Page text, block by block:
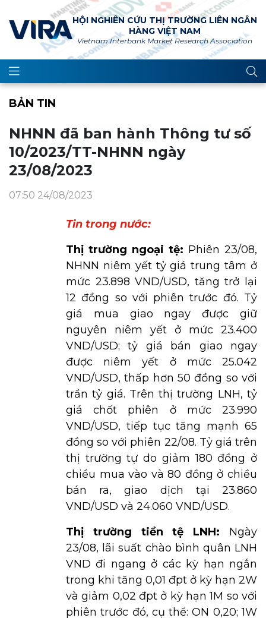
HỘI NGHIÊN CỨU THỊ TRƯỜNG LIÊN NGÂN
HÀNG VIỆT NAM
Vietnam Interbank Market Research Association
BẢN TIN
NHNN đã ban hành Thông tư số
10/2023/TT-NHNN ngày
23/08/2023
07:50 24/08/2023
Tin trong nước:
Thị trường ngoại tệ: Phiên 23/08,
NHNN niêm yết tỷ giá trung tâm ở
mức 23.898 VND/USD, tăng trở lại
12 đồng so với phiên trước đó. Tỷ
giá mua giao ngay được giữ
nguyên niêm yết ở mức 23.400
VND/USD; tỷ giá bán giao ngay
được niêm yết ở mức 25.042
VND/USD, thấp hơn 50 đồng so với
trần tỷ giá. Trên thị trường LNH, tỷ
giá chốt phiên ở mức 23.990
VND/USD, tiếp tục tăng mạnh 65
đồng so với phiên 22/08. Tỷ giá trên
thị trường tự do giảm 180 đồng ở
chiều mua vào và 80 đồng ở chiều
bán ra, giao dịch tại 23.860
VND/USD và 24.060 VND/USD.
Thị trường tiền tệ LNH: Ngày
23/08, lãi suất chào bình quân LNH
VND đi ngang ở các kỳ hạn ngắn
trong khi tăng 0,01 đpt ở kỳ hạn 2W
và giảm 0,02 đpt ở kỳ hạn 1M so với
phiên trước đó, cụ thể: ON 0,20; 1W